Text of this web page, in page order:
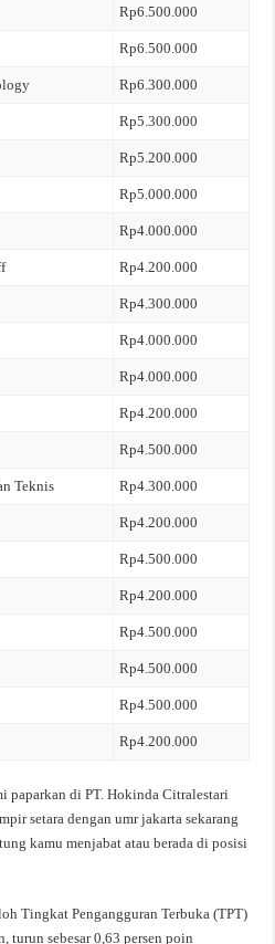
Rp6.500.000
Rp6.500.000
Rp6.300.000
Rp5.300.000
Rp5.200.000
Rp5.000.000
Rp4.000.000
Rp4.200.000
Rp4.300.000
Rp4.000.000
Rp4.000.000
Rp4.200.000
Rp4.500.000
Teknis Rp4.300.000
Rp4.200.000
Rp4.500.000
Rp4.200.000
Rp4.500.000
Rp4.500.000
Rp4.500.000
Rp4.200.000
paparkan di PT. Hokinda Citralestari
setara dengan umr jakarta sekarang
kamu menjabat atau berada di posisi
Tingkat Pengangguran Terbuka (TPT)
turun sebesar 0,63 persen poin